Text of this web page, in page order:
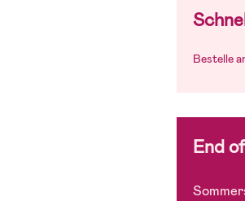
Bestelle
End